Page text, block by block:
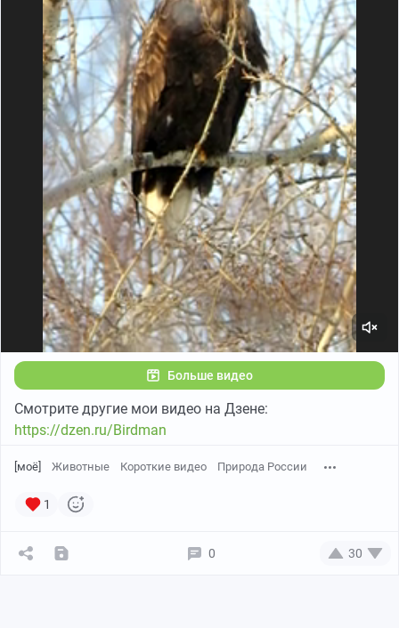
Больше видео
Смотрите другие мои видео на Дзене:
https://dzen.ru/Birdman
[моё] Животные Короткие видео Природа России
1
0 30